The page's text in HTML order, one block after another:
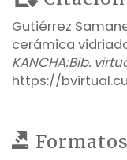
Gutiérrez
cerámica
KANCHA:Bib.
https://